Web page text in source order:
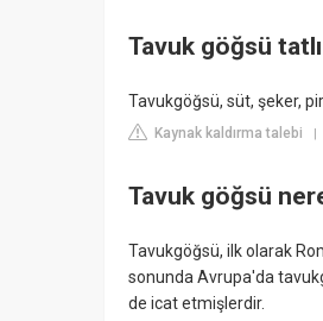
Tavuk göğsü
Tavukgöğsü, süt, şeker,
Kaynak kaldırma talebi |
Tavuk göğsü
Tavukgöğsü, ilk olarak
sonunda Avrupa'da
de icat etmişlerdir.